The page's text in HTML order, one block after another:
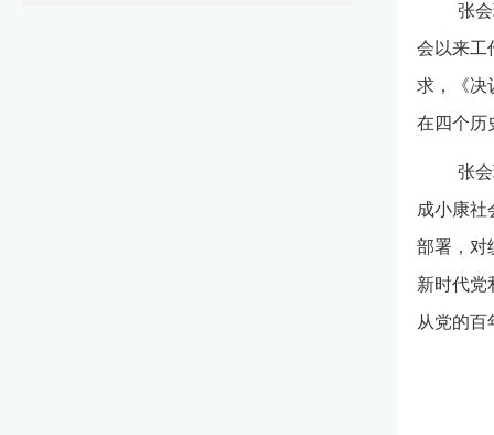
张
会以来工
求，《决
在四个历
张
成小康社
部署，对
新时代党
从党的百